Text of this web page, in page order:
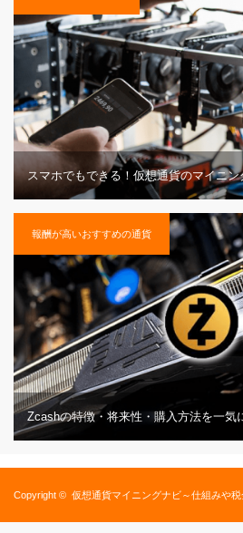
スマホでもできる！仮想通貨のマイニ
報酬が高いおすすめの通貨
Zcashの特徴・将来性・購入方法を一気
Copyright © 仮想通貨マイニングナビ～仕組みや